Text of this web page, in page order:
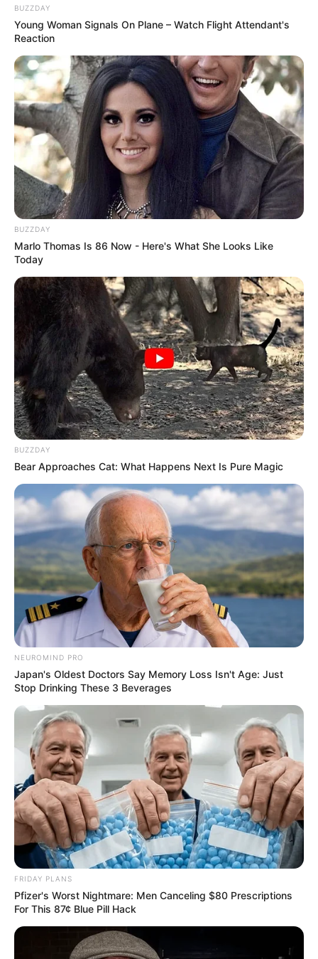
'The OC' Cast Then And Now - Where Are They 20
Years Later?
BRAINBERRIES
Mysterious Roman Statue Unearthed In Toledo
BRAINBERRIES
How Did They Get Gina Carano To Take It All Back?
BRAINBERRIES
Why this ordinary drink is the secret to feeling your
best every day
CTA FAVORITE
BUZZDAY
Young Woman Signals On Plane – Watch Flight Attendant's
Reaction
BUZZDAY
Marlo Thomas Is 86 Now - Here's What She Looks Like
Today
BUZZDAY
Bear Approaches Cat: What Happens Next Is Pure Magic
NEUROMIND PRO
Japan's Oldest Doctors Say Memory Loss Isn't Age: Just
Stop Drinking These 3 Beverages
FRIDAY PLANS
Pfizer's Worst Nightmare: Men Canceling $80 Prescriptions
For This 87¢ Blue Pill Hack